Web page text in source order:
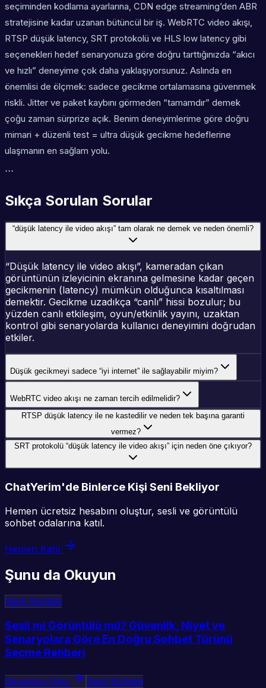
seçiminden kodlama ayarlarına, CDN edge streaming’den ABR
stratejisine kadar uzanan bütüncül bir iş. WebRTC video akışı,
RTSP düşük latency, SRT protokolü ve HLS low latency gibi
seçenekleri hedef senaryonuza göre doğru tarttığınızda “akıcı
ve hızlı” deneyime çok daha yaklaşıyorsunuz. Aslında en
önemlisi de ölçmek: sadece gecikme ortalamasına güvenmek
riskli. Jitter ve paket kaybını görmeden “tamamdır” demek
çoğu zaman sürprize açık. Benim deneyimlerime göre doğru
mimari + düzenli test = ultra düşük gecikme hedeflerine
ulaşmanın en sağlam yolu.
```
Sıkça Sorulan Sorular
“düşük latency ile video akışı” tam olarak ne demek ve neden önemli?
“Düşük latency ile video akışı”, kameradan çıkan
görüntünün izleyicinin ekranına gelmesine kadar geçen
gecikmenin (latency) mümkün olduğunca kısaltılması
demektir. Gecikme uzadıkça “canlı” hissi bozulur; bu
yüzden canlı etkileşim, oyun/etkinlik yayını, uzaktan
kontrol gibi senaryolarda kullanıcı deneyimini doğrudan
etkiler.
Düşük gecikmeyi sadece “iyi internet” ile sağlayabilir miyim?
WebRTC video akışı ne zaman tercih edilmelidir?
RTSP düşük latency ile ne kastedilir ve neden tek başına garanti
vermez?
SRT protokolü “düşük latency ile video akışı” için neden öne çıkıyor?
ChatYerim'de Binlerce Kişi Seni Bekliyor
Hemen ücretsiz hesabını oluştur, sesli ve görüntülü
sohbet odalarına katıl.
Hemen Katıl
Şunu da Okuyun
Sesli Sohbet
Sesli mi Görüntülü mü? Güvenlik, Niyet ve
Senaryolara Göre En Doğru Sohbet Türünü
Seçme Rehberi
Devamını Oku Sesli Sohbet